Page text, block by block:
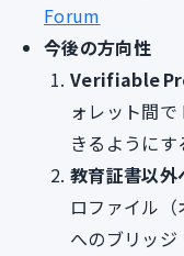
Forum
今後の方向性
Verifiable
ォレット間
きるようにす
教育証書以
ロファイル（
へのブリッジ